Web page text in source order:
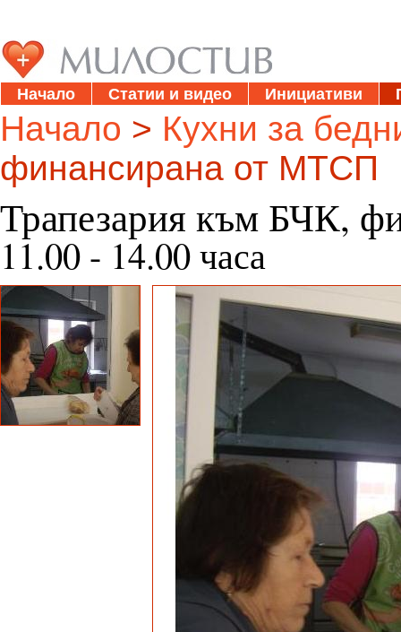
Начало Статии и видео Инициативи
Начало > Кухни за
финансирана от МТСП
Трапезария към БЧК,
11.00 - 14.00 часа